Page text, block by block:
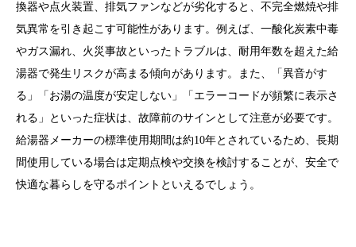
換器や点火装置、排気ファンなどが劣化すると、不完全燃焼や排
気異常を引き起こす可能性があります。例えば、一酸化炭素中毒
やガス漏れ、火災事故といったトラブルは、耐用年数を超えた給
湯器で発生リスクが高まる傾向があります。また、「異音がす
る」「お湯の温度が安定しない」「エラーコードが頻繁に表示さ
れる」といった症状は、故障前のサインとして注意が必要です。
給湯器メーカーの標準使用期間は約10年とされているため、長期
間使用している場合は定期点検や交換を検討することが、安全で
快適な暮らしを守るポイントといえるでしょう。